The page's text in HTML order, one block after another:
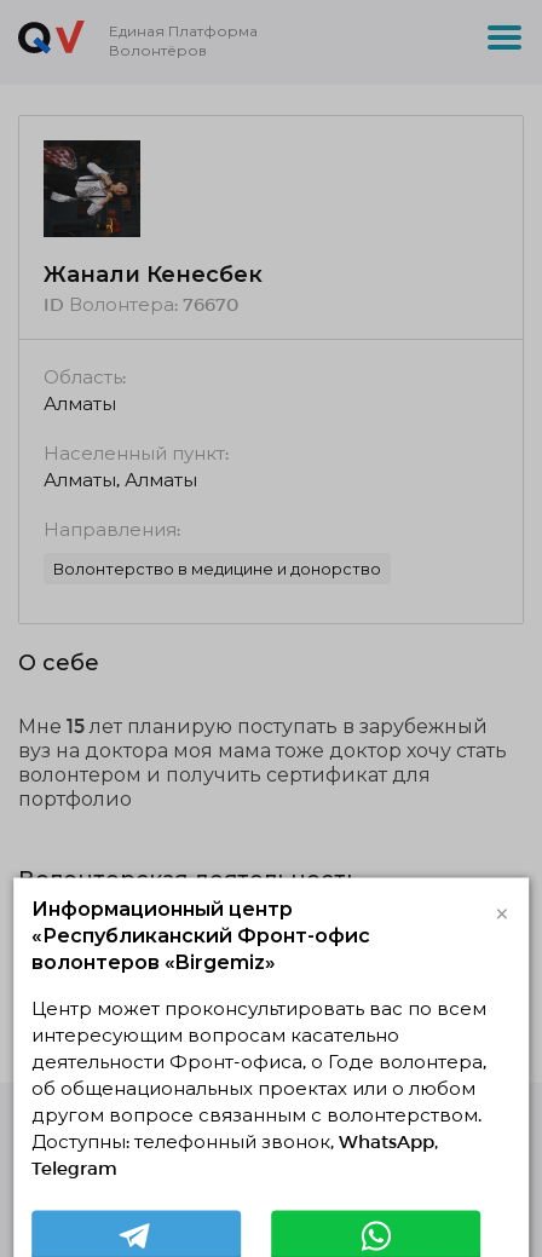
Единая Платформа
Волонтёров
Жанали Кенесбек
ID Волонтера: 76670
Область:
Алматы
Населенный пункт:
Алматы, Алматы
Направления:
Волонтерство в медицине и донорство
О себе
Мне 15 лет планирую поступать в зарубежный
вуз на доктора моя мама тоже доктор хочу стать
волонтером и получить сертификат для
портфолио
Волонтерская деятельность
Реализуемые Планируемые Завершенные
Единая Платформа
Волонтёров
Навигация
Информационный центр
«Республиканский Фронт-офис
волонтеров «Birgemiz»
×
Центр может проконсультировать вас по всем
интересующим вопросам касательно
деятельности Фронт-офиса, о Годе волонтера,
об общенациональных проектах или о любом
другом вопросе связанным с волонтерством.
Доступны: телефонный звонок, WhatsApp,
Telegram